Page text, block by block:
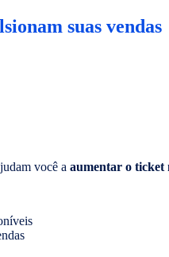
suas vendas
você a aumentar o ticket